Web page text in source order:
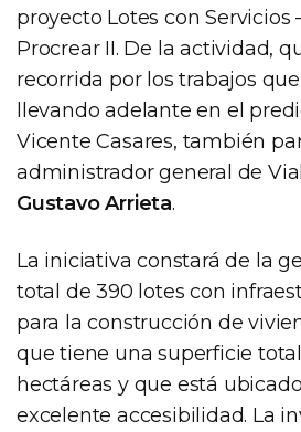
proyecto Lotes con Servicios
Procrear II. De la actividad,
recorrida por los trabajos
llevando adelante en el
Vicente Casares, también
administrador general de
Gustavo Arrieta.
La iniciativa constará de la
total de 390 lotes con
para la construcción de
que tiene una superficie
hectáreas y que está
excelente accesibilidad. La